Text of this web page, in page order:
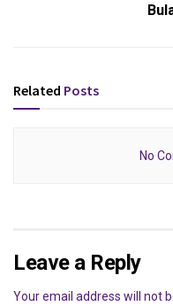
Related Posts
No
Leave a Reply
Your email address will not